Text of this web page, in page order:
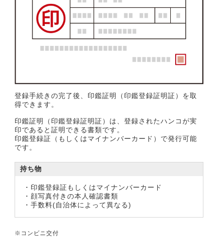
登録手続きの完了後、印鑑証明（印鑑登録証明証）を取
得できます。
印鑑証明（印鑑登録証明証）は、登録されたハンコが実
印であると証明できる書類です。
印鑑登録証（もしくはマイナンバーカード）で発行可能
です。
持ち物
・印鑑登録証もしくはマイナンバーカード
・顔写真付きの本人確認書類
・手数料(自治体によって異なる)
※コンビニ交付